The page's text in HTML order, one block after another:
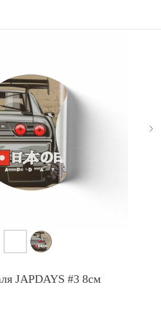
JAPDAYS #3 8см